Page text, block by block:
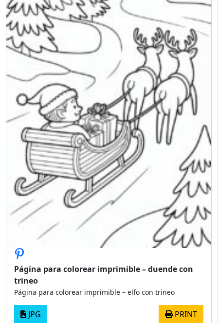
Página para colorear imprimible – duende con
trineo
Página para colorear imprimible – elfo con trineo
JPG PRINT